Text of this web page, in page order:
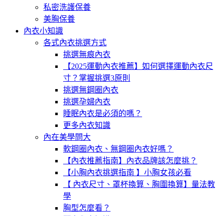
私密洗護保養
美胸保養
內衣小知識
各式內衣挑選方式
挑選無痕內衣
【2025運動內衣推薦】如何選擇運動內衣尺
寸？掌握挑選3原則
挑選無鋼圈內衣
挑選孕婦內衣
睡眠內衣是必須的嗎？
更多內衣知識
內在美學問大
軟鋼圈內衣、無鋼圈內衣好嗎？
【內衣推薦指南】內衣品牌該怎麼挑？
【小胸內衣挑選指南 】小胸女孩必看
【 內衣尺寸、罩杯換算、胸圍換算】量法教
學
胸型怎麼看？